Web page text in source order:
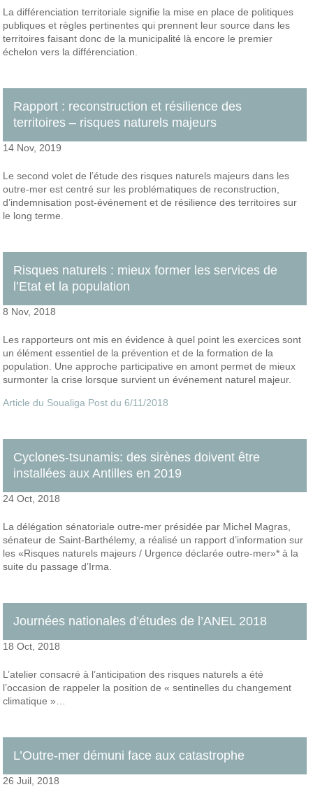
La différenciation territoriale signifie la mise en place de politiques
publiques et règles pertinentes qui prennent leur source dans les
territoires faisant donc de la municipalité là encore le premier
échelon vers la différenciation.
Rapport : reconstruction et résilience des
territoires – risques naturels majeurs
14 Nov, 2019
Le second volet de l’étude des risques naturels majeurs dans les
outre-mer est centré sur les problématiques de reconstruction,
d’indemnisation post-événement et de résilience des territoires sur
le long terme.
Risques naturels : mieux former les services de
l’Etat et la population
8 Nov, 2018
Les rapporteurs ont mis en évidence à quel point les exercices sont
un élément essentiel de la prévention et de la formation de la
population. Une approche participative en amont permet de mieux
surmonter la crise lorsque survient un événement naturel majeur.
Article du Soualiga Post du 6/11/2018
Cyclones-tsunamis: des sirènes doivent être
installées aux Antilles en 2019
24 Oct, 2018
La délégation sénatoriale outre-mer présidée par Michel Magras,
sénateur de Saint-Barthélemy, a réalisé un rapport d’information sur
les «Risques naturels majeurs / Urgence déclarée outre-mer»* à la
suite du passage d’Irma.
Journées nationales d’études de l’ANEL 2018
18 Oct, 2018
L’atelier consacré à l’anticipation des risques naturels a été
l’occasion de rappeler la position de « sentinelles du changement
climatique »…
L’Outre-mer démuni face aux catastrophe
26 Juil, 2018